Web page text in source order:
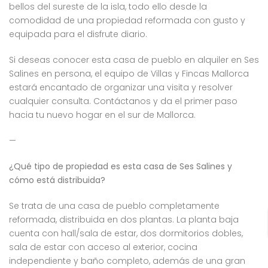
bellos del sureste de la isla, todo ello desde la
comodidad de una propiedad reformada con gusto y
equipada para el disfrute diario.
Si deseas conocer esta casa de pueblo en alquiler en Ses
Salines en persona, el equipo de Villas y Fincas Mallorca
estará encantado de organizar una visita y resolver
cualquier consulta. Contáctanos y da el primer paso
hacia tu nuevo hogar en el sur de Mallorca.
—
¿Qué tipo de propiedad es esta casa de Ses Salines y
cómo está distribuida?
Se trata de una casa de pueblo completamente
reformada, distribuida en dos plantas. La planta baja
cuenta con hall/sala de estar, dos dormitorios dobles,
sala de estar con acceso al exterior, cocina
independiente y baño completo, además de una gran